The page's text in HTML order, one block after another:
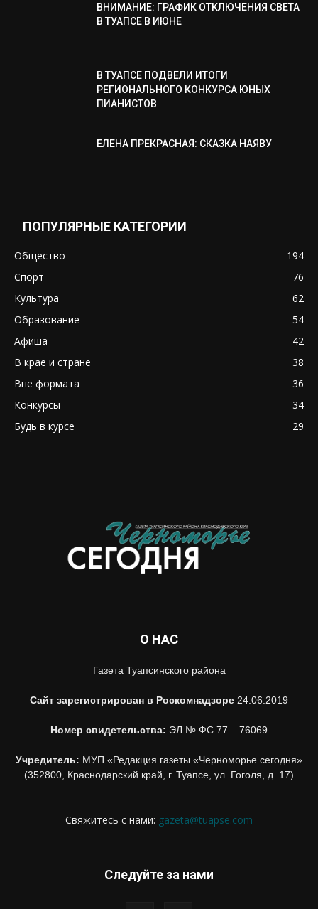
ВНИМАНИЕ: ГРАФИК ОТКЛЮЧЕНИЯ СВЕТА
В ТУАПСЕ В ИЮНЕ
В ТУАПСЕ ПОДВЕЛИ ИТОГИ
РЕГИОНАЛЬНОГО КОНКУРСА ЮНЫХ
ПИАНИСТОВ
ЕЛЕНА ПРЕКРАСНАЯ: СКАЗКА НАЯВУ
ПОПУЛЯРНЫЕ КАТЕГОРИИ
Общество
194
Спорт
76
Культура
62
Образование
54
Афиша
42
В крае и стране
38
Вне формата
36
Конкурсы
34
Будь в курсе
29
О НАС
Газета Туапсинского района
Сайт зарегистрирован в Роскомнадзоре 24.06.2019
Номер свидетельства: ЭЛ № ФС 77 – 76069
Учредитель: МУП «Редакция газеты «Черноморье сегодня»
(352800, Краснодарский край, г. Туапсе, ул. Гоголя, д. 17)
Свяжитесь с нами: gazeta@tuapse.com
Следуйте за нами